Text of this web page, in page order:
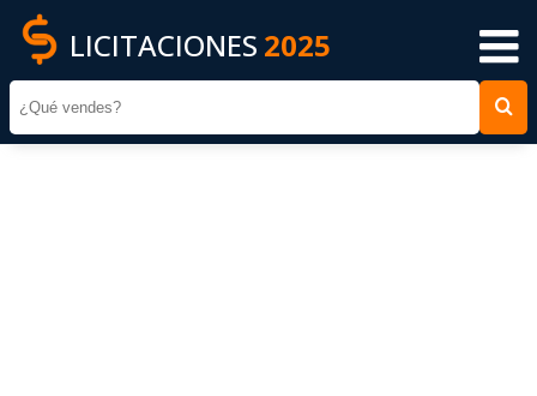
LICITACIONES 2025